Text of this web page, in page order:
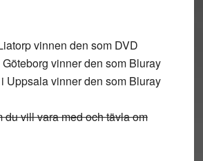
vinnen den som DVD
vinner den som Bluray
Uppsala vinner den som Bluray
du vill vara med och tävla om